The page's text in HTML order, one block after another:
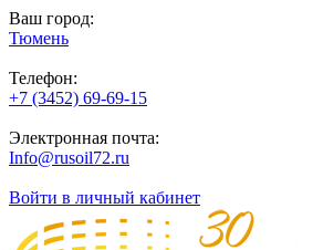
Ваш город:
Тюмень
Телефон:
+7 (3452) 69-69-15
Электронная почта:
Info@rusoil72.ru
Войти в личный кабинет